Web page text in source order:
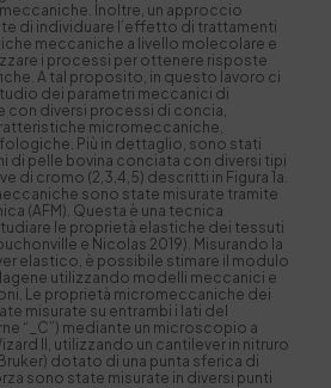
Inoltre, un approccio
di individuare l’effetto di trattamenti
meccaniche a livello molecolare e
i processi per ottenere risposte
A tal proposito, in questo lavoro ci
dei parametri meccanici di
con diversi processi di concia,
micromeccaniche,
Più in dettaglio, sono stati
di pelle bovina conciata con diversi tipi
di cromo (2,3,4,5) descritti in Figura 1a.
sono state misurate tramite
(AFM). Questa è una tecnica
le proprietà elastiche dei tessuti
e Nicolas 2019). Misurando la
elastico, è possibile stimare il modulo
utilizzando modelli meccanici e
Le proprietà micromeccaniche dei
misurate su entrambi i lati del
“_C”) mediante un microscopio a
II, utilizzando un cantilever in nitruro
dotato di una punta sferica di
sono state misurate in diversi punti